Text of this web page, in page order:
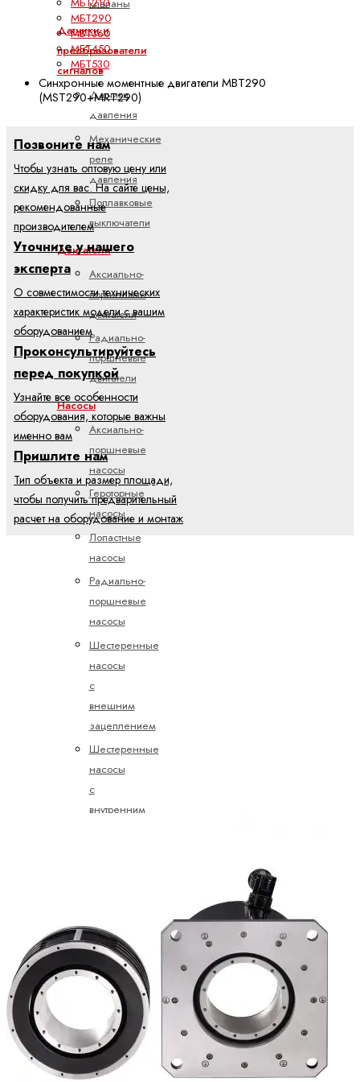
Датчики и
преобразователи
сигналов
Датчики
давления
Механические
реле
давления
Поплавковые
выключатели
Двигатели
Аксиально-
поршневые
двигатели
Радиально-
поршневые
двигатели
Насосы
Аксиально-
поршневые
насосы
Героторные
насосы
Лопастные
насосы
Радиально-
поршневые
насосы
Шестеренные
насосы
с
внешним
зацеплением
Шестеренные
насосы
с
внутренним
и
сервоклапаны
Картриджные
клапаны
Направленные
сервоклапаны
Направляющие
МБТ290
МБТ360
МБТ450
МБТ530
Синхронные моментные двигатели MBT290
(MST290+MRT290)
Позвоните нам
Чтобы узнать оптовую цену или
скидку для вас. На сайте цены,
рекомендованные
производителем
Уточните у нашего
эксперта
О совместимости технических
характеристик модели с вашим
оборудованием
Проконсультируйтесь
перед покупкой
Узнайте все особенности
оборудования, которые важны
именно вам
Пришлите нам
Тип объекта и размер площади,
чтобы получить предварительный
расчет на оборудование и монтаж